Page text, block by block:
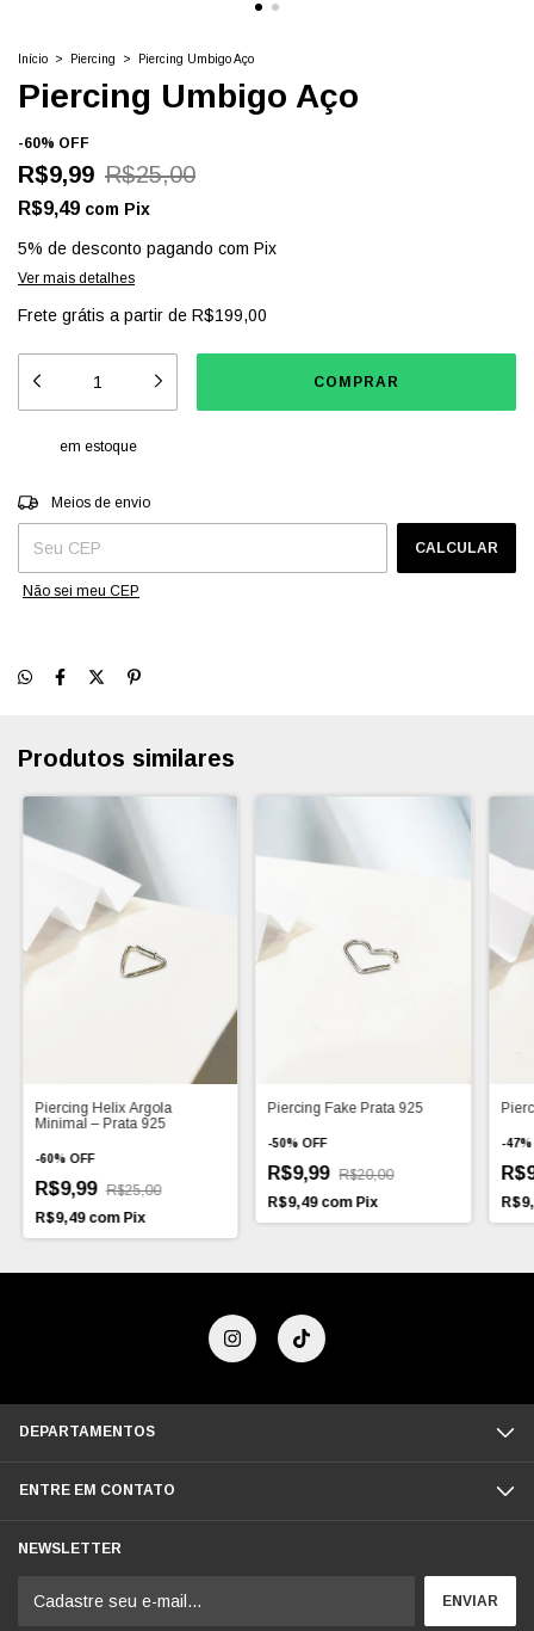
Início > Piercing > Piercing Umbigo Aço
Piercing Umbigo Aço
-60% OFF
R$9,99 R$25,00
R$9,49 com Pix
5% de desconto pagando com Pix
Ver mais detalhes
Frete grátis a partir de R$199,00
em estoque
Entregas para o CEP:
Meios de envio
CALCULAR
Não sei meu CEP
Produtos similares
Piercing Helix Argola
Minimal – Prata 925
-60% OFF
R$9,99 R$25,00
R$9,49 com Pix
Piercing Fake Prata 925
-50%OFF
R$9,99 R$20,00
R$9,49 com Pix
-47
DEPARTAMENTOS
ENTRE EM CONTATO
NEWSLETTER